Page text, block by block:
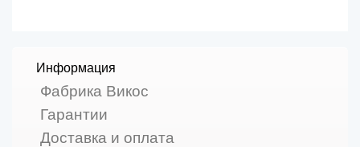
Информация
Фабрика Викос
Гарантии
Доставка и оплата